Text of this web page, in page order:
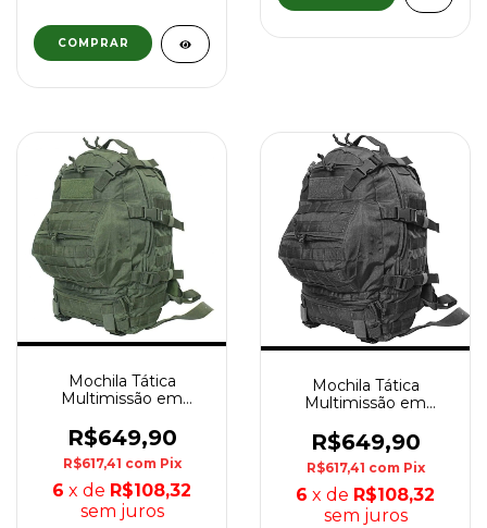
Mochila Tática
Multimissão em
Verde Oliva
R$649,90
R$617,41 com Pix
6 x de R$108,32
sem juros
Mochila Tática
Multimissão em
Preta
R$649,90
R$617,41 com Pix
6 x de R$108,32
sem juros